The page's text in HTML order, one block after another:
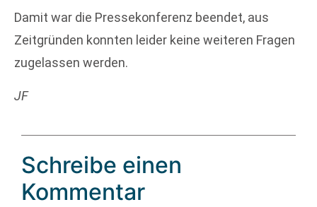
Damit war die Pressekonferenz beendet, aus
Zeitgründen konnten leider keine weiteren Fragen
zugelassen werden.
JF
Schreibe einen
Kommentar